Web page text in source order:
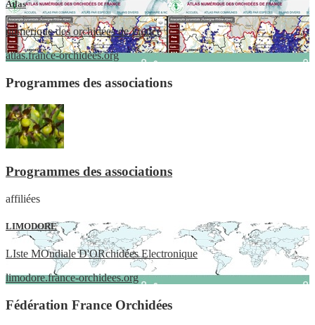
Atlas
numérique des orchidées de France
atlas.france-orchidees.org
Programmes des associations
Programmes des associations
affiliées
LIMODORE
LIste MOndiale D'ORchidées Electronique
limodore.france-orchidees.org
Fédération France Orchidées